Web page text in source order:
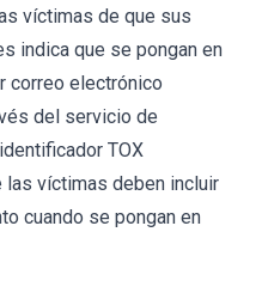
víctimas de que sus
indica que se pongan en
correo electrónico
del servicio de
TOX
las víctimas deben incluir
cuando se pongan en